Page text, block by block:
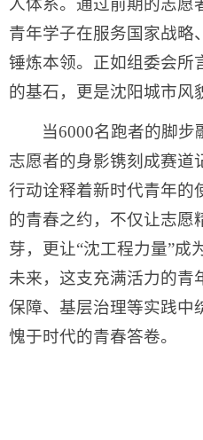
人体系。通过前期的志愿
青年学子在服务国家战略
锤炼本领。正如组委会所
的基石，更是沈阳城市风
当6000名跑者的脚步
志愿者的身影镌刻成赛道
行动诠释着新时代青年的
的青春之约，不仅让志愿
芽，更让“沈工程力量”成
未来，这支充满活力的青
保障、基层治理等实践中
愧于时代的青春答卷。